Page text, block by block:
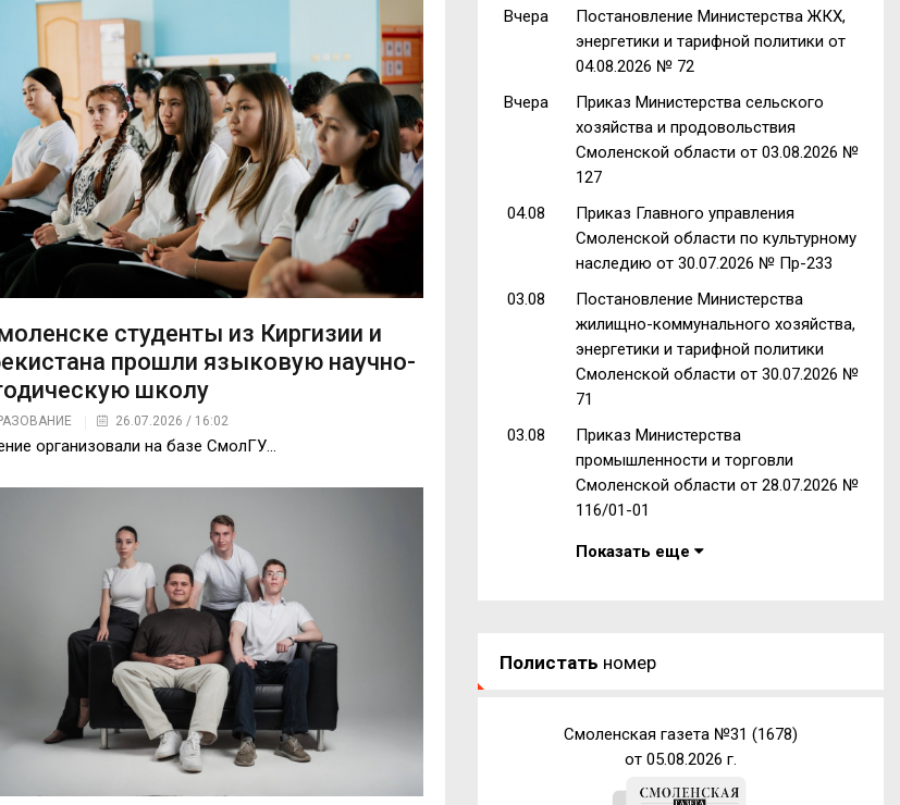
студенты из Киргизии и
прошли языковую научно-
школу
26.07.2026 / 16:02
организовали на базе СмолГУ...
Вчера
Постановление Министерства ЖКХ,
энергетики и тарифной политики от
04.08.2026 № 72
Вчера
Приказ Министерства сельского
хозяйства и продовольствия
Смоленской области от 03.08.2026 №
127
04.08
Приказ Главного управления
Смоленской области по культурному
наследию от 30.07.2026 № Пр-233
03.08
Постановление Министерства
жилищно-коммунального хозяйства,
энергетики и тарифной политики
Смоленской области от 30.07.2026 №
71
03.08
Приказ Министерства
промышленности и торговли
Смоленской области от 28.07.2026 №
116/01-01
Показать еще
Полистать номер
Смоленская газета №31 (1678)
от 05.08.2026 г.